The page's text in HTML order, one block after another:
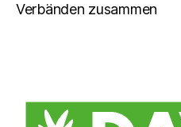
Verbänden zusammen